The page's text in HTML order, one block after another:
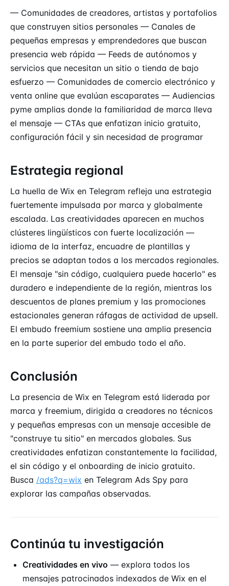
— Comunidades de creadores, artistas y portafolios
que construyen sitios personales — Canales de
pequeñas empresas y emprendedores que buscan
presencia web rápida — Feeds de autónomos y
servicios que necesitan un sitio o tienda de bajo
esfuerzo — Comunidades de comercio electrónico y
venta online que evalúan escaparates — Audiencias
pyme amplias donde la familiaridad de marca lleva
el mensaje — CTAs que enfatizan inicio gratuito,
configuración fácil y sin necesidad de programar
Estrategia regional
La huella de Wix en Telegram refleja una estrategia
fuertemente impulsada por marca y globalmente
escalada. Las creatividades aparecen en muchos
clústeres lingüísticos con fuerte localización —
idioma de la interfaz, encuadre de plantillas y
precios se adaptan todos a los mercados regionales.
El mensaje "sin código, cualquiera puede hacerlo" es
duradero e independiente de la región, mientras los
descuentos de planes premium y las promociones
estacionales generan ráfagas de actividad de upsell.
El embudo freemium sostiene una amplia presencia
en la parte superior del embudo todo el año.
Conclusión
La presencia de Wix en Telegram está liderada por
marca y freemium, dirigida a creadores no técnicos
y pequeñas empresas con un mensaje accesible de
"construye tu sitio" en mercados globales. Sus
creatividades enfatizan constantemente la facilidad,
el sin código y el onboarding de inicio gratuito.
Busca /ads?q=wix en Telegram Ads Spy para
explorar las campañas observadas.
Continúa tu investigación
Creatividades en vivo — explora todos los
mensajes patrocinados indexados de Wix en el